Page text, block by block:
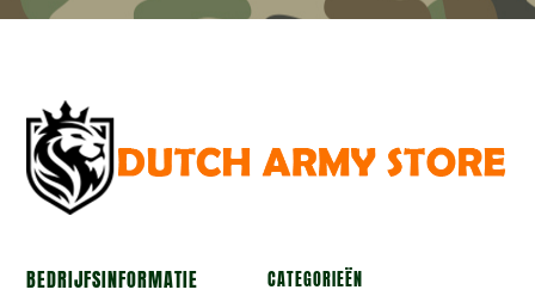
BEDRIJFSINFORMATIE CATEGORIEËN